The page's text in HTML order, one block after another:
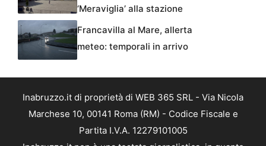
‘Meraviglia’ alla stazione
Francavilla al Mare, allerta
meteo: temporali in arrivo
Inabruzzo.it di proprietà di WEB 365 SRL - Via Nicola
Marchese 10, 00141 Roma (RM) - Codice Fiscale e
Partita I.V.A. 12279101005